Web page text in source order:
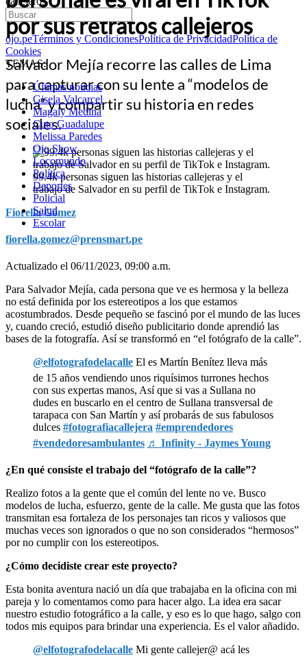
ojo.peTérminos y CondicionesPolítica de PrivacidadPolítica de
Cookies
TEMAS:
Últimas noticias
Gisela Valcarcel
Magaly Medina
Cuto Guadalupe
Melissa Paredes
Ojo Show
Locomundo
Política
Deportes
Policial
Salud
Escolar
por sus retratos callejeros
Salvador Mejía recorre las calles de Lima
para capturar con su lente a “modelos de
lucha” y compartir su historia en redes
sociales.
99.4k personas siguen las historias callejeras y el
trabajo de Salvador en su perfil de TikTok e Instagram.
Fiorella Gómez
fiorella.gomez@prensmart.pe
Actualizado el 06/11/2023, 09:00 a.m.
Para Salvador Mejía, cada persona que ve es hermosa y la belleza
no está definida por los estereotipos a los que estamos
acostumbrados. Desde pequeño se fascinó por el mundo de las luces
y, cuando creció, estudió diseño publicitario donde aprendió las
bases de la fotografía. Así se transformó en “el fotógrafo de la calle”.
@elfotografodelacalle El es Martín Benítez lleva más
de 15 años vendiendo unos riquísimos turrones hechos
con sus expertas manos, Así que si vas a Sullana no
dudes en buscarlo en el centro de Sullana transversal de
tarapaca con San Martín y así probarás de sus fabulosos
dulces #fotografiacallejera #emprendedores
#vendedoresambulantes ♬ Infinity - Jaymes Young
¿En qué consiste el trabajo del “fotógrafo de la calle”?
Realizo fotos a la gente que el común del lente no ve. Busco
modelos de lucha, esfuerzo, gente de la calle. Me gusta que las fotos
transmitan esa fortaleza de los personajes tan ricos y valiosos que
muchas veces son ignorados o que no son considerados “hermosos”
por no cumplir con los estereotipos.
¿Cómo decidiste crear este proyecto?
Esta bonita aventura nació un día que trabajaba en la oficina con mi
pareja y lo comentamos como para hacer algo. La idea era sacar
nuestro estudio fotográfico a la calle, y eso es lo que hago, salgo con
todos mis equipos para brindar una experiencia. Es el valor añadido.
@elfotografodelacalle Mi gente callejer@ acá les